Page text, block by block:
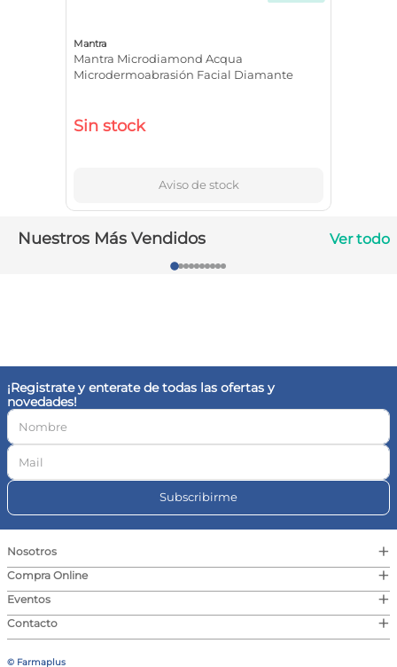
Mantra
Mantra Microdiamond Acqua
Microdermoabrasión Facial Diamante
Sin stock
Aviso de stock
Nuestros Más Vendidos Ver todo
¡Registrate y enterate de todas las ofertas y
novedades!
Subscribirme
Nosotros +
Compra Online +
Eventos +
Contacto +
© Farmaplus